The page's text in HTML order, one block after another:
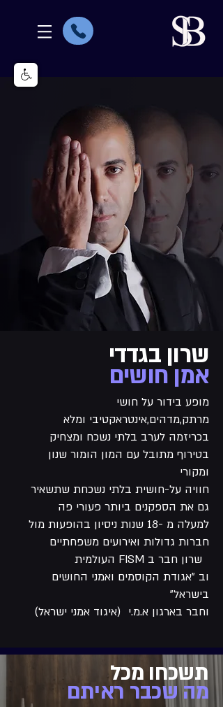
שרון בגדדי
אמן חושים
מופע בידור על חושי
מרתק,מדהים,אינטראקטיבי ומלא
בכריזמה לערב בלתי נשכח ומצחיק
בטירוף מתובל עם המון הומור שנון
ומקורי
חוויה על-חושית בלתי נשכחת שתשאיר
גם את הספקנים ביותר פעורי פה
למעלה מ -18 שנות ניסיון בהופעות מול
חברות גדולות ואירועים משפחתיים
שרון חבר ב FISM העולמית
וב "אגודת הקוסמים ואמני החושים
בישראל"
וחבר בארגון א.מ.י (איגוד אמני ישראל)
תשכחו מכל
מה שכבר ראיתם